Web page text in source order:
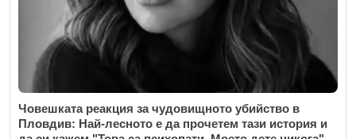
Човешката реакция за чудовищното убийство в
Пловдив: Най-лесното е да прочетем тази история и